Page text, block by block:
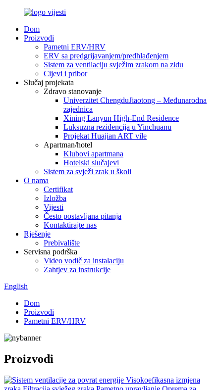
Dom
Proizvodi
Pametni ERV/HRV
ERV sa predgrijavanjem/predhlađenjem
Sistem za ventilaciju svježim zrakom na zidu
Cijevi i pribor
Slučaj projekata
Zdravo stanovanje
Univerzitet ChengduJiaotong – Međunarodna
zajednica
Xining Lanyun High-End Residence
Luksuzna rezidencija u Yinchuanu
Projekat Huajian ART vile
Apartman/hotel
Klubovi apartmana
Hotelski slučajevi
Sistem za svježi zrak u školi
O nama
Certifikat
Izložba
Vijesti
Često postavljana pitanja
Kontaktirajte nas
Rješenje
Prebivalište
Servisna podrška
Video vodič za instalaciju
Zahtjev za instrukcije
English
Dom
Proizvodi
Pametni ERV/HRV
Proizvodi